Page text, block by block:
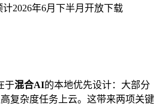
计2026年6月下半月开放下载
于混合AI的本地优先设计：大部分
复杂度任务上云。这带来两项关键